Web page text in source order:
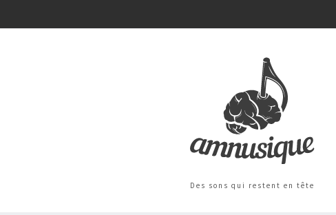
Des sons qui restent en tête